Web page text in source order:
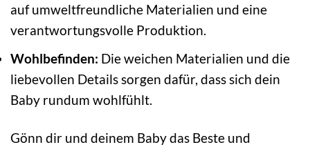
auf umweltfreundliche Materialien und eine
verantwortungsvolle Produktion.
Wohlbefinden: Die weichen Materialien und die
liebevollen Details sorgen dafür, dass sich dein
Baby rundum wohlfühlt.
Gönn dir und deinem Baby das Beste und